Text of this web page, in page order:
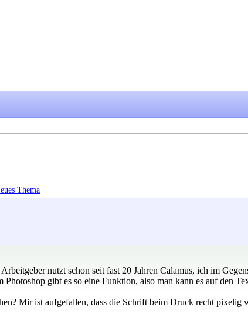
Thema
nutzt schon seit fast 20 Jahren Calamus, ich im
gibt es so eine Funktion, also man kann es auf den
Mir ist aufgefallen, dass die Schrift beim Druck recht